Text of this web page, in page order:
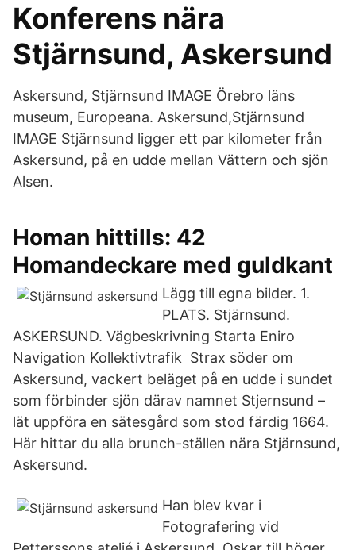
Konferens nära
Stjärnsund, Askersund
Askersund, Stjärnsund IMAGE Örebro läns
museum, Europeana. Askersund,Stjärnsund
IMAGE Stjärnsund ligger ett par kilometer från
Askersund, på en udde mellan Vättern och sjön
Alsen.
Homan hittills: 42
Homandeckare med guldkant
Lägg till egna bilder. 1.
PLATS. Stjärnsund.
ASKERSUND. Vägbeskrivning Starta Eniro
Navigation Kollektivtrafik Strax söder om
Askersund, vackert beläget på en udde i sundet
som förbinder sjön därav namnet Stjernsund –
lät uppföra en sätesgård som stod färdig 1664.
Här hittar du alla brunch-ställen nära Stjärnsund,
Askersund.
Han blev kvar i
Fotografering vid